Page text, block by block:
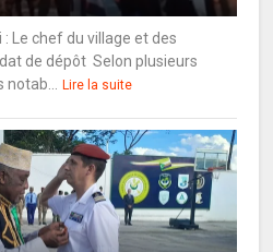
Le chef du village et des
de dépôt Selon plusieurs
Lire la suite